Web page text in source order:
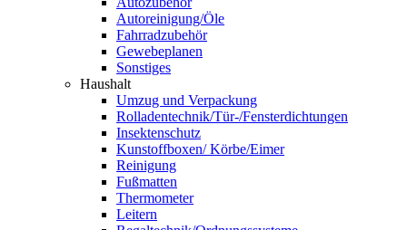
Autoreinigung/Öle
Fahrradzubehör
Gewebeplanen
Sonstiges
Haushalt
Umzug und Verpackung
Rolladentechnik/Tür-/Fensterdichtungen
Insektenschutz
Kunstoffboxen/ Körbe/Eimer
Reinigung
Fußmatten
Thermometer
Leitern